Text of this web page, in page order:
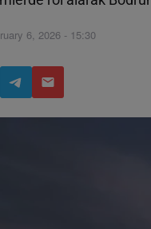
6, 2026 - 15:30